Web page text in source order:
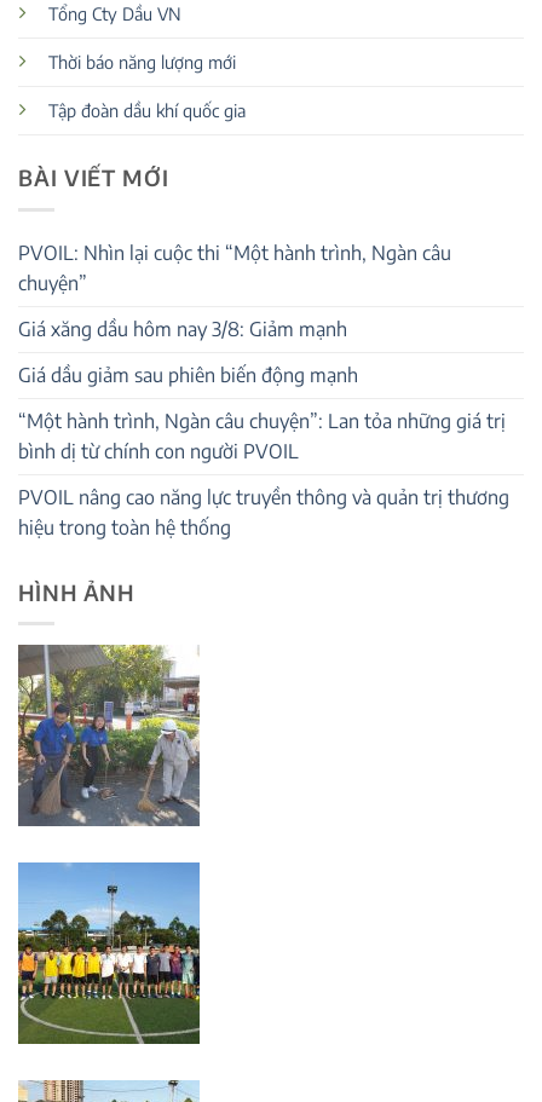
Tổng Cty Dầu VN
Thời báo năng lượng mới
Tập đoàn dầu khí quốc gia
BÀI VIẾT MỚI
PVOIL: Nhìn lại cuộc thi “Một hành trình, Ngàn câu
chuyện”
Giá xăng dầu hôm nay 3/8: Giảm mạnh
Giá dầu giảm sau phiên biến động mạnh
“Một hành trình, Ngàn câu chuyện”: Lan tỏa những giá trị
bình dị từ chính con người PVOIL
PVOIL nâng cao năng lực truyền thông và quản trị thương
hiệu trong toàn hệ thống
HÌNH ẢNH